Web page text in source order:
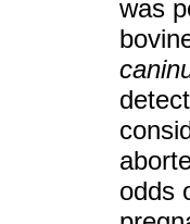
was
odds